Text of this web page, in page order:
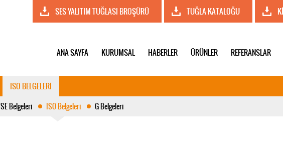
SES YALITIM TUĞLASI BROŞÜRÜ TUĞLA KATALOĞU
ANA SAYFA KURUMSAL HABERLER ÜRÜNLER REFERANSLAR
ISO BELGELERİ
Belgeleri ISO Belgeleri G Belgeleri